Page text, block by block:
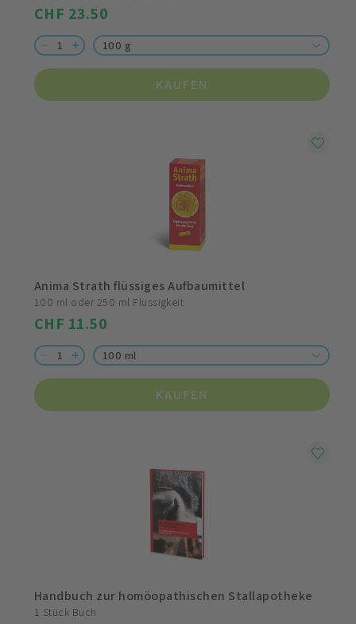
CHF 23.50
100 g
KAUFEN
Anima Strath flüssiges Aufbaumittel
100 ml oder 250 ml Flüssigkeit
CHF 11.50
100 ml
KAUFEN
Handbuch zur homöopathischen Stallapotheke
1 Stück Buch